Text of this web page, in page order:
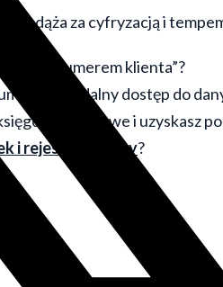
nadąża za cyfryzacją i
tylko „numerem klienta”?
i zdalny dostęp do
kadrowe i uzyskasz
i rejestracji firmy?